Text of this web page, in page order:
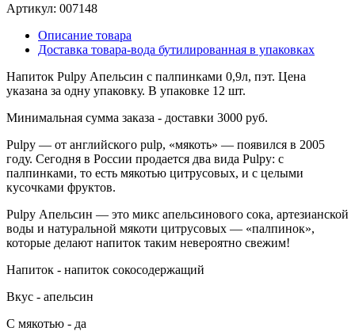
Артикул: 007148
Описание товара
Доставка товара-вода бутилированная в упаковках
Напиток Pulpy Апельсин с палпинками 0,9л, пэт. Цена
указана за одну упаковку. В упаковке 12 шт.
Минимальная сумма заказа - доставки 3000 руб.
Pulpy — от английского pulp, «мякоть» — появился в 2005
году. Сегодня в России продается два вида Pulpy: с
палпинками, то есть мякотью цитрусовых, и с целыми
кусочками фруктов.
Pulpy Апельсин — это микс апельсинового сока, артезианской
воды и натуральной мякоти цитрусовых — «палпинок»,
которые делают напиток таким невероятно свежим!
Напиток - напиток сокосодержащий
Вкус - апельсин
С мякотью - да